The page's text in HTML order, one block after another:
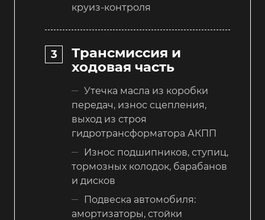
круиз-контроля
Трансмиссия и
ходовая часть
Утечка масла из коробки
передач, износ сцепления,
выход из строя
гидротрансформатора АКПП
Износ подшипников, ступиц,
тормозных колодок, барабанов
и дисков
Подвеска автомобиля:
амортизаторы, стойки